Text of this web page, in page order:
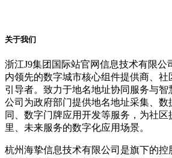
关于我们
浙江J9集团国际站官网信息技术有限公
内领先的数字城市核心组件提供商、
引导者。致力于地名地址协同服务与智
公司为政府部门提供地名地址采集、
同、数字门牌应用开发等服务，为社
里、未来服务的数字化应用场景。
杭州海挚信息技术有限公司是旗下的控